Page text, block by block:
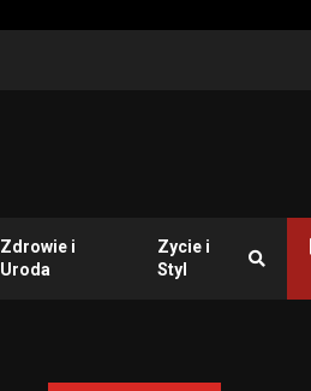
Zdrowie i
Uroda
Zycie i
Styl